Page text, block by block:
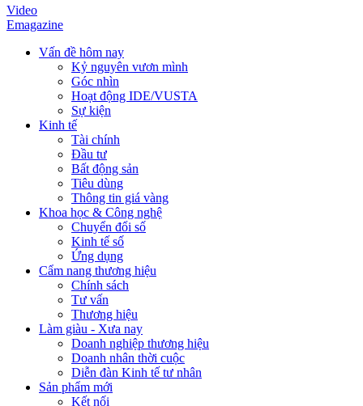
Video
Emagazine
Vấn đề hôm nay
Kỷ nguyên vươn mình
Góc nhìn
Hoạt động IDE/VUSTA
Sự kiện
Kinh tế
Tài chính
Đầu tư
Bất động sản
Tiêu dùng
Thông tin giá vàng
Khoa học & Công nghệ
Chuyển đổi số
Kinh tế số
Ứng dụng
Cẩm nang thương hiệu
Chính sách
Tư vấn
Thương hiệu
Làm giàu - Xưa nay
Doanh nghiệp thương hiệu
Doanh nhân thời cuộc
Diễn đàn Kinh tế tư nhân
Sản phẩm mới
Kết nối